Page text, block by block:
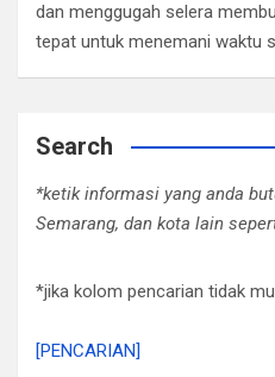
dan menggugah selera
tepat untuk menemani waktu
Search
*ketik informasi yang anda
Semarang, dan kota lain
*jika kolom pencarian tidak
[PENCARIAN]